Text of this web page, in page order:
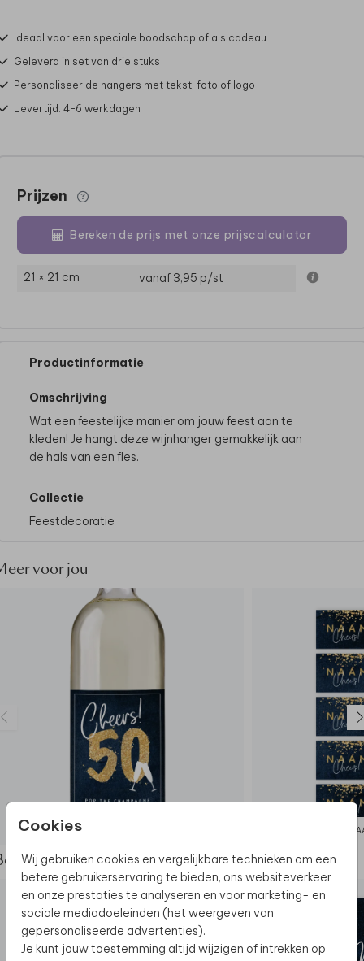
Cookies
Wij gebruiken cookies en vergelijkbare technieken om een
betere gebruikerservaring te bieden, ons websiteverkeer
en onze prestaties te analyseren en voor marketing- en
sociale mediadoeleinden (het weergeven van
gepersonaliseerde advertenties).
Je kunt jouw toestemming altijd wijzigen of intrekken op
Ideaal voor een speciale boodschap of als cadeau
Geleverd in set van drie stuks
Personaliseer de hangers met tekst, foto of logo
Levertijd: 4-6 werkdagen
Prijzen
Bereken de prijs met onze prijscalculator
21 × 21 cm vanaf 3,95 p/st
Productinformatie
Omschrijving
Wat een feestelijke manier om jouw feest aan te
kleden! Je hangt deze wijnhanger gemakkelijk aan
de hals van een fles.
Collectie
Feestdecoratie
voor jou
de complete set